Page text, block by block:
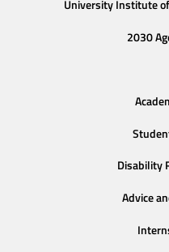
University Institute
2030
Disability
Advice